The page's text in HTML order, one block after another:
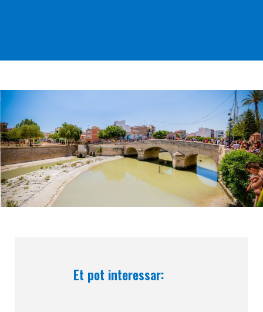
Et pot interessar: